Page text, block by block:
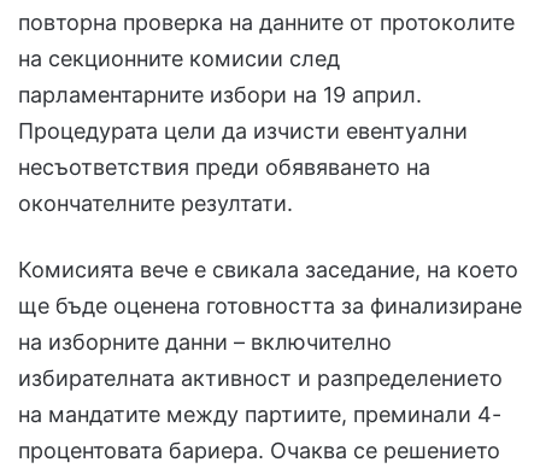
повторна проверка на данните от протоколите
на секционните комисии след
парламентарните избори на 19 април.
Процедурата цели да изчисти евентуални
несъответствия преди обявяването на
окончателните резултати.
Комисията вече е свикала заседание, на което
ще бъде оценена готовността за финализиране
на изборните данни – включително
избирателната активност и разпределението
на мандатите между партиите, преминали 4-
процентовата бариера. Очаква се решението